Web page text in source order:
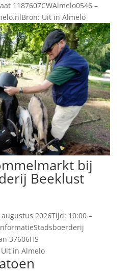
1187607CWAlmelo0546 –
Uit in Almelo
bij
Beeklust
2026Tijd: 10:00 –
37606HS
in Almelo